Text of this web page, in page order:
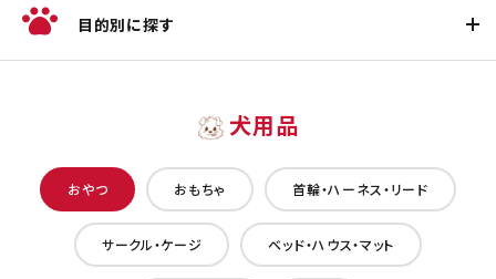
目的別に探す
犬用品
おやつ おもちゃ 首輪・ハーネス・リード
サークル・ケージ ベッド・ハウス・マット